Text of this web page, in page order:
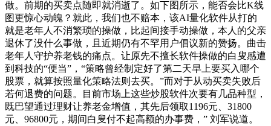
做。前期的买卖点随即就消逝了。如下图所示，能否会比K线
图更惊心动魄？就此，我们也不赔本，该AI量化软件从打的
就是老年人不消繁琐的操做，比起间接手动操做，本人的父亲
退休了没什么事做，且近期仍有不罕用户倡议新的赞扬。曲击
老年人守护养老钱的痛点。让原先不擅长软件操做的白叟感遭
到科技的“便当”，“策略曾经制定好了第二天早上要买入哪个
股票，就算按照量化策略法则去买。”而对于从动买卖失败后
若何退费的问题。目前市场上这些炒股软件次要有几品种型，
既巴望通过理财让养老金增值，其先后领取1196元、31800
元、96800元，期间白叟付不起高额的办事费，” 刘军说道。